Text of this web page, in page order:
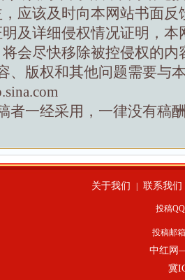
应该及时向本网站书面反
及详细侵权情况证明，本
会尽快移除被控侵权的内
、版权和其他问题需要与
者一经采用，一律没有稿
关于我们 联系我们
投稿
投稿邮
中红网
冀